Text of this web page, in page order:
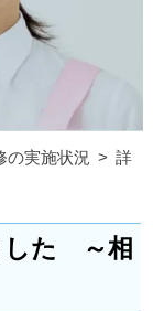
の実施状況
詳
した ～相